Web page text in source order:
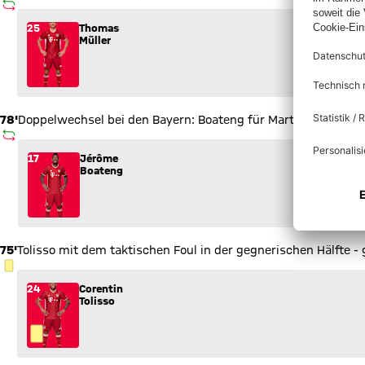
AUSWECHSLUNG
Wechsel: Thomas Müller (25) kommt für Franck Ribéry (7)
25
Thomas
Müller
78'
AUSWECHSLUNG
Doppelwechsel bei den Bayern: Boateng für Martinez...
Wechsel: Jérôme Boateng (17) kommt für Javi Martínez (8)
17
Jérôme
Boateng
75'
GELBE KARTE
Tolisso mit dem taktischen Foul in der gegnerischen Hälfte -
24
Corentin
Tolisso